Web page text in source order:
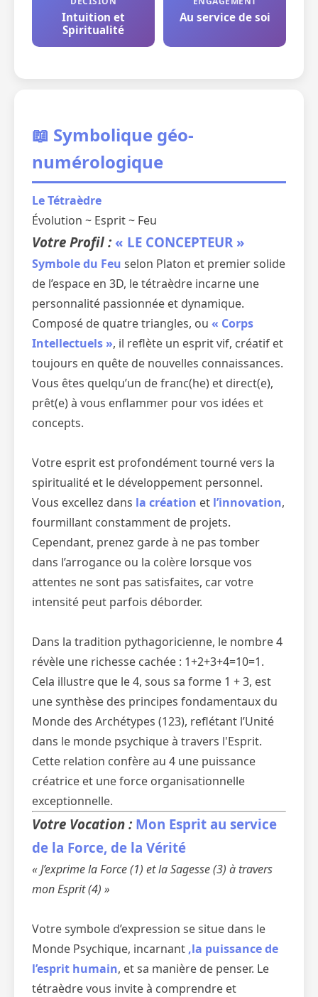
Intuition et
Spiritualité
Au service de soi
📖 Symbolique géo-
numérologique
Le Tétraèdre
Évolution ~ Esprit ~ Feu
Votre Profil : « LE CONCEPTEUR »
Symbole du Feu selon Platon et premier solide
de l’espace en 3D, le tétraèdre incarne une
personnalité passionnée et dynamique.
Composé de quatre triangles, ou « Corps
Intellectuels », il reflète un esprit vif, créatif et
toujours en quête de nouvelles connaissances.
Vous êtes quelqu’un de franc(he) et direct(e),
prêt(e) à vous enflammer pour vos idées et
concepts.
Votre esprit est profondément tourné vers la
spiritualité et le développement personnel.
Vous excellez dans la création et l’innovation,
fourmillant constamment de projets.
Cependant, prenez garde à ne pas tomber
dans l’arrogance ou la colère lorsque vos
attentes ne sont pas satisfaites, car votre
intensité peut parfois déborder.
Dans la tradition pythagoricienne, le nombre 4
révèle une richesse cachée : 1+2+3+4=10=1.
Cela illustre que le 4, sous sa forme 1 + 3, est
une synthèse des principes fondamentaux du
Monde des Archétypes (123), reflétant l’Unité
dans le monde psychique à travers l'Esprit.
Cette relation confère au 4 une puissance
créatrice et une force organisationnelle
exceptionnelle.
Votre Vocation : Mon Esprit au service
de la Force, de la Vérité
« J’exprime la Force (1) et la Sagesse (3) à travers
mon Esprit (4) »
Votre symbole d’expression se situe dans le
Monde Psychique, incarnant ,la puissance de
l’esprit humain, et sa manière de penser. Le
tétraèdre vous invite à comprendre et